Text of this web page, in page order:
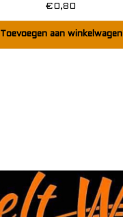
€0,80
Toevoegen aan winkelwagen